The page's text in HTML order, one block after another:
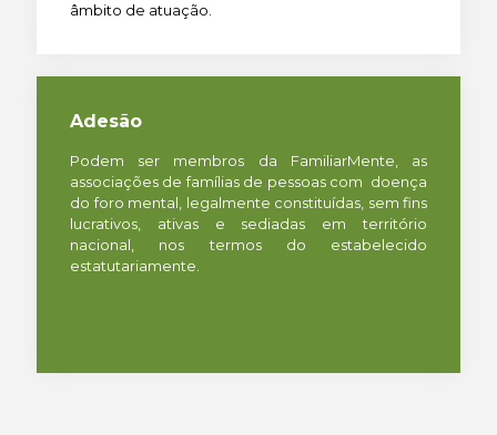
âmbito de atuação.
Adesão
Podem ser membros da FamiliarMente, as
associações de famílias de pessoas com doença
do foro mental, legalmente constituídas, sem fins
lucrativos, ativas e sediadas em território
nacional, nos termos do estabelecido
estatutariamente.